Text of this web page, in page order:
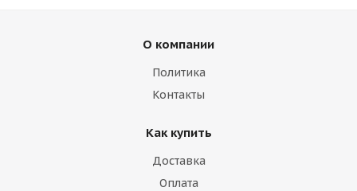
О компании
Политика
Контакты
Как купить
Доставка
Оплата